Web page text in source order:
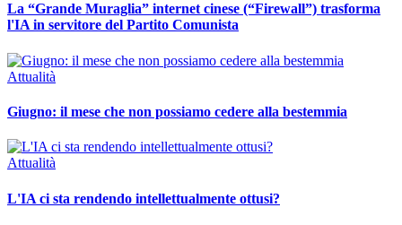
La “Grande Muraglia” internet cinese (“Firewall”) trasforma
l'IA in servitore del Partito Comunista
Attualità
Giugno: il mese che non possiamo cedere alla bestemmia
Attualità
L'IA ci sta rendendo intellettualmente ottusi?